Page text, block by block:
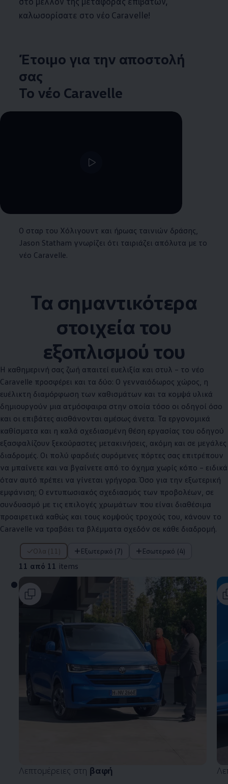
καλωσορίσατε στο νέο Caravelle!
Έτοιμο για την αποστολή
σας
Το νέο Caravelle
Remaining time, --:--
Ο σταρ του Χόλιγουντ και ήρωας ταινιών δράσης,
Jason Statham γνωρίζει ότι ταιριάζει απόλυτα με το
νέο Caravelle.
Τα σημαντικότερα
στοιχεία του
εξοπλισμού του
Η καθημερινή σας ζωή απαιτεί ευελιξία και στυλ – το νέο
Caravelle προσφέρει και τα δύο: Ο γενναιόδωρος χώρος, η
ευέλικτη διαμόρφωση των καθισμάτων και τα κομψά υλικά
δημιουργούν μια ατμόσφαι­ρα στην οποία τόσο οι οδηγοί όσο
και οι επιβάτες αισθάνονται αμέσως άνετα. Τα εργονομικά
καθίσματα και η καλά σχεδιασμένη θέση εργασίας του οδηγού
εξασφαλίζουν ξεκούραστες μετακινήσεις, ακόμη και σε μεγάλες
διαδρομές. Οι πολύ φαρδιές συρόμενες πόρτες σας επιτρέπουν
να μπαίνετε και να βγαίνετε από το όχημα χωρίς κόπο – ειδικά
όταν αυτό πρέπει να γίνεται γρήγορα. Όσο για την εξωτερική
εμφάνιση; Ο εντυπωσιακός σχεδιασμός των προβολέων, σε
συνδυασμό με τις επιλογές χρωμάτων που είναι διαθέσιμα
προαιρετικά καθώς και τους κομψούς τροχούς του, κάνουν το
Caravelle να τραβάει τα βλέμματα σχεδόν σε κάθε διαδρομή.
Όλα (11) Εξωτερικό (7) Εσωτερικό (4)
11 από 11 items
11 από 11 items
Λεπτομέρειες στη βαφή